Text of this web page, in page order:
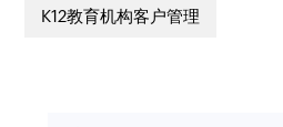
K12教育机构客户管理